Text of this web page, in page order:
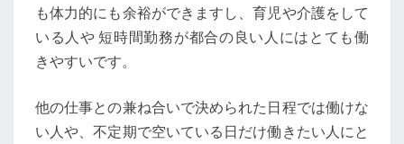
も体力的にも余裕ができますし、育児や介護をして
いる人や 短時間勤務が都合の良い人にはとても働
きやすいです。
他の仕事との兼ね合いで決められた日程では働けな
い人や、不定期で空いている日だけ働きたい人にと